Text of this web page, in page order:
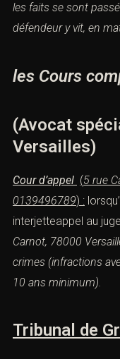
les faits se sont
défendeur y vit, en
les Cours
(Avocat
Versailles)
Cour d’appel (5 rue
0139496789) :
interjetteappel au
Carnot, 78000
crimes (infractions
10 ans minimum).
Tribunal de